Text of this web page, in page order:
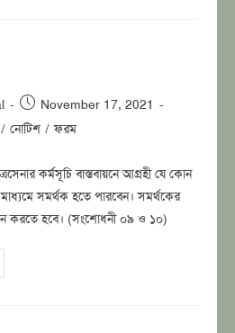
Post
published:
November 17, 2021
/ নোটিশ / ফরম
কর্মসূচি বাস্তবায়নে আগ্রহী যে কোন
সমর্থক হতে পারবেন। সমর্থকের
করতে হবে। (সংশোধনী ০৯ ও ১০)